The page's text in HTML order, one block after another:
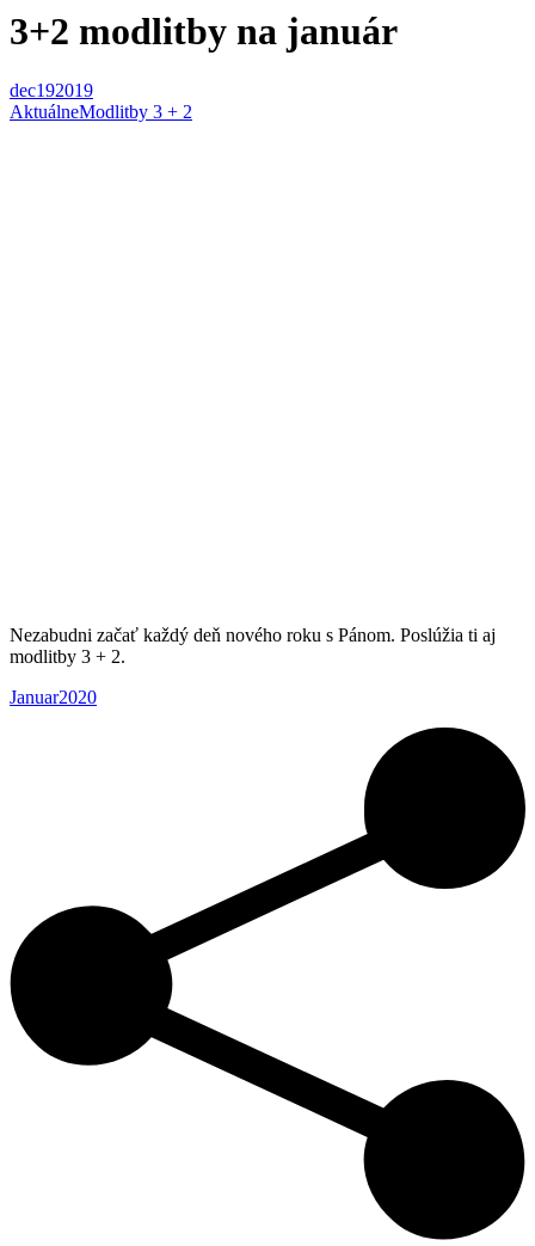
3+2 modlitby na január
dec192019
AktuálneModlitby 3 + 2
Nezabudni začať každý deň nového roku s Pánom. Poslúžia ti aj
modlitby 3 + 2.
Januar2020